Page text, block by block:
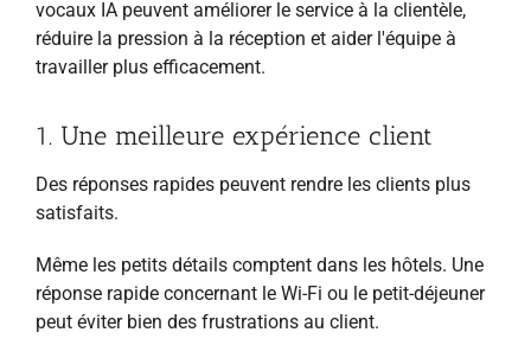
vocaux IA peuvent améliorer le service à la clientèle,
réduire la pression à la réception et aider l'équipe à
travailler plus efficacement.
1. Une meilleure expérience client
Des réponses rapides peuvent rendre les clients plus
satisfaits.
Même les petits détails comptent dans les hôtels. Une
réponse rapide concernant le Wi-Fi ou le petit-déjeuner
peut éviter bien des frustrations au client.